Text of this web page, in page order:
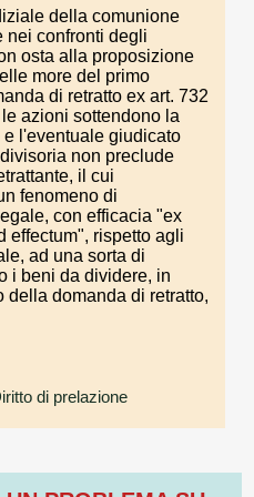
della comunione
nei confronti degli
osta alla proposizione
more del primo
di retratto ex art. 732
azioni sottendono la
l'eventuale giudicato
non preclude
il cui
fenomeno di
con efficacia "ex
effectum", rispetto agli
ad una sorta di
i beni da dividere, in
domanda di retratto,
di prelazione